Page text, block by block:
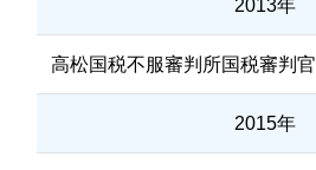
2013年
高松国税不服審判所国税審判官
2015年